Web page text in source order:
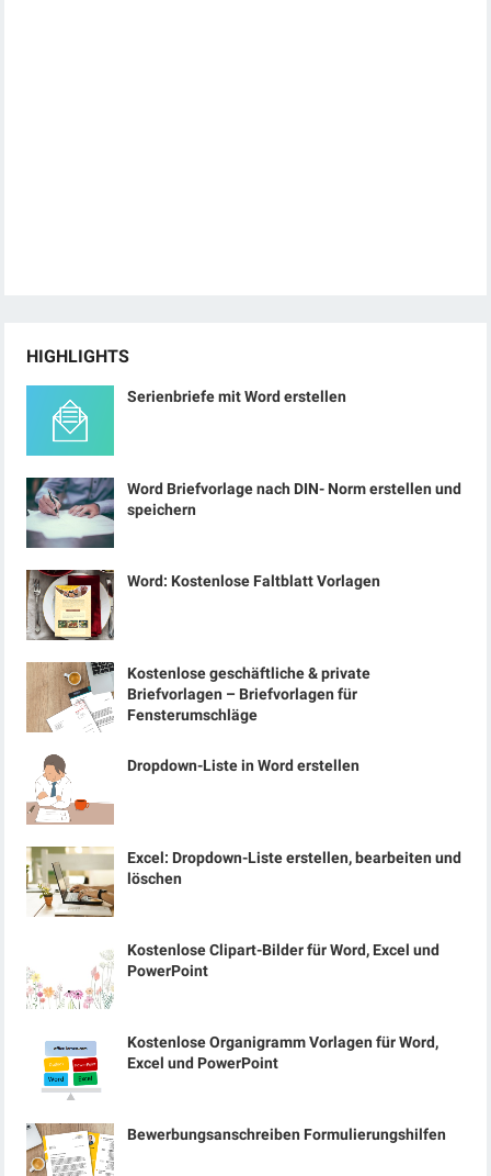
HIGHLIGHTS
Serienbriefe mit Word erstellen
Word Briefvorlage nach DIN- Norm erstellen und
speichern
Word: Kostenlose Faltblatt Vorlagen
Kostenlose geschäftliche & private
Briefvorlagen – Briefvorlagen für
Fensterumschläge
Dropdown-Liste in Word erstellen
Excel: Dropdown-Liste erstellen, bearbeiten und
löschen
Kostenlose Clipart-Bilder für Word, Excel und
PowerPoint
Kostenlose Organigramm Vorlagen für Word,
Excel und PowerPoint
Bewerbungsanschreiben Formulierungshilfen